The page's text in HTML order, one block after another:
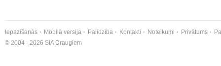
Iepazīšanās Mobilā versija Palīdzība Kontakti Noteikumi Privātums
© 2004 - 2026 SIA Draugiem